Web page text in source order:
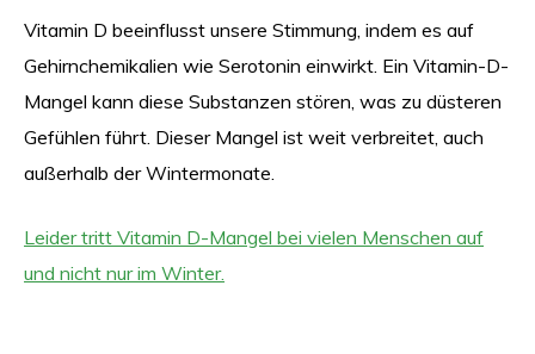
Vitamin D beeinflusst unsere Stimmung, indem es auf
Gehirnchemikalien wie Serotonin einwirkt. Ein Vitamin-D-
Mangel kann diese Substanzen stören, was zu düsteren
Gefühlen führt. Dieser Mangel ist weit verbreitet, auch
außerhalb der Wintermonate.
Leider tritt Vitamin D-Mangel bei vielen Menschen auf
und nicht nur im Winter.